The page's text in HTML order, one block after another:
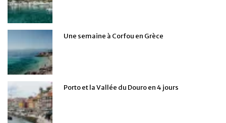
Une semaine à Corfou en Grèce
Porto et la Vallée du Douro en 4 jours